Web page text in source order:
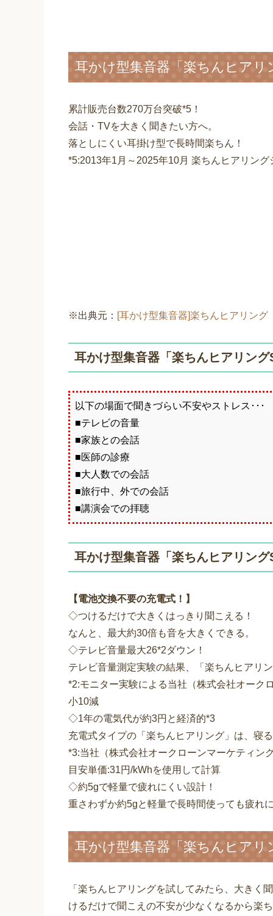
耳かけ型集音器「楽ちんヒアリ
累計販売台数270万台突破*5！
会話・TVを大きく聞きたい方へ。
落としにくい耳掛け型で長時間楽ちん！
*5:2013年1月～2025年10月 楽ちんヒアリン
※出典元： [耳かけ型集音器]楽ちんヒアリング
耳かけ型集音器「楽ちんヒアリン
以下の場面で聞きづらい不安やストレス･･･
■テレビの音量
■家族との会話
■医師の診療
■大人数での会話
■旅行中、外での会話
■講演会での拝聴
耳かけ型集音器「楽ちんヒアリン
【電池交換不要の充電式！】
◇つけるだけで大きくはっきり聞こえる！
なんと、最大約30倍も音を大きくできる。
◇テレビ音量最大26*2ダウン！
テレビ音量測定実験の結果、「楽ちんヒアリ
*2:モニター実験による当社（株式会社オー
小10減
◇1年の電気代が約3円と経済的*3
充電式タイプの「楽ちんヒアリング」は、寝
*3:当社（株式会社オークローンマーケティン
目安単価:31円/kWhを使用して計算
◇約5gで軽量で疲れにくい設計！
重さわずか約5gと軽量で長時間使っても疲れ
耳かけ型集音器「楽ちんヒア
「楽ちんヒアリングを試してみたら、大きく
けるだけで聞こえの不安が少なくなるから楽